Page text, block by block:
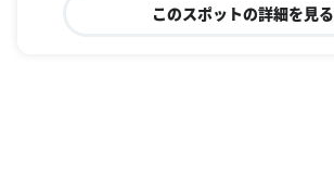
このスポットの詳細を見る